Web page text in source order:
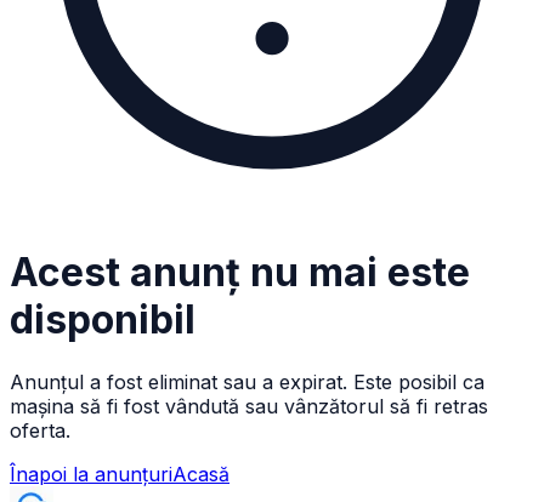
Acest anunț nu mai este
disponibil
Anunțul a fost eliminat sau a expirat. Este posibil ca
mașina să fi fost vândută sau vânzătorul să fi retras
oferta.
Înapoi la anunțuriAcasă